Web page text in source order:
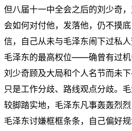
但八届十一中全会之后的刘少奇
会如何对付他，发落他，仍不摸
信，自己从未与毛泽东闹下过私
毛泽东的最高权位——确曾有过机
刘少奇顾及大局和个人名节而未
只是工作分歧、路线观点分歧。
较脚踏实地，毛泽东凡事轰轰烈烈
毛泽东讨嫌框框条条，自己偏好